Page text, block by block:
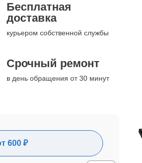
Бесплатная
доставка
курьером собственной службы
Срочный ремонт
в день обращения от 30 минут
600 ₽